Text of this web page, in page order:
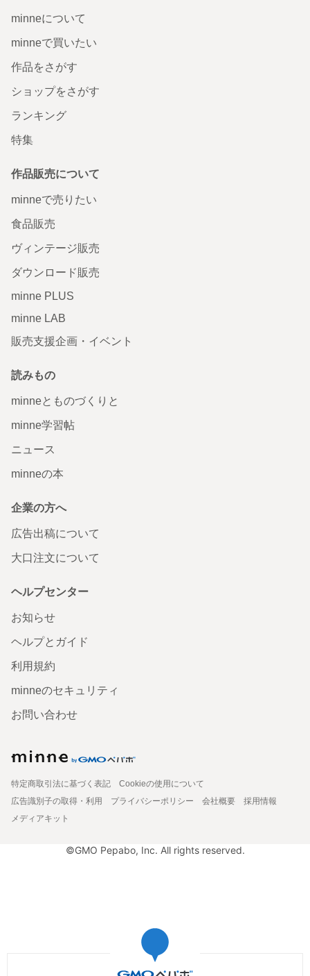
minneについて
minneで買いたい
作品をさがす
ショップをさがす
ランキング
特集
作品販売について
minneで売りたい
食品販売
ヴィンテージ販売
ダウンロード販売
minne PLUS
minne LAB
販売支援企画・イベント
読みもの
minneとものづくりと
minne学習帖
ニュース
minneの本
企業の方へ
広告出稿について
大口注文について
ヘルプセンター
お知らせ
ヘルプとガイド
利用規約
minneのセキュリティ
お問い合わせ
特定商取引法に基づく表記
Cookieの使用について
広告識別子の取得・利用
プライバシーポリシー 会社概要
採用情報
メディアキット
©GMO Pepabo, Inc. All rights reserved.